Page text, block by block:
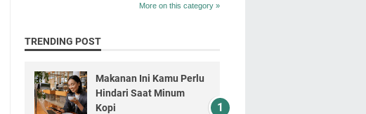
More on this category »
TRENDING POST
Makanan Ini Kamu Perlu
Hindari Saat Minum
Kopi